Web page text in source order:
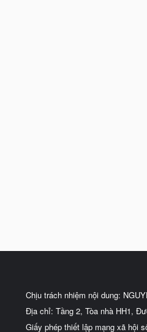
Chịu trách nhiệm nội dung:
Địa chỉ: Tầng 2, Tòa nhà HH1,
Giấy phép thiết lập mạng xã hội